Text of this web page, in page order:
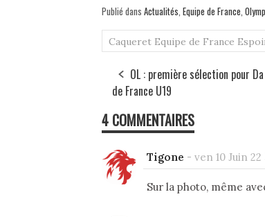
Publié dans Actualités, Equipe de France,
Caqueret Equipe de France
OL : première sélection pour
de France U19
4 COMMENTAIRES
Tigone - ven 10 Juin 22
Sur la photo, même